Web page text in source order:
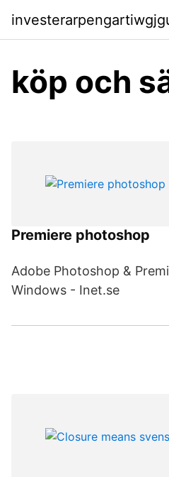
köp och
Premiere photoshop
Adobe Photoshop &
Windows - Inet.se